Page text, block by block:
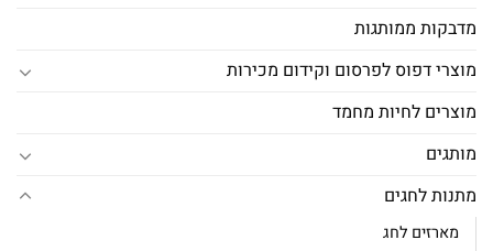
מדבקות ממותגות
מוצרי דפוס לפרסום וקידום מכירות
מוצרים לחיות מחמד
מותגים
מתנות לחגים
מארזים לחג